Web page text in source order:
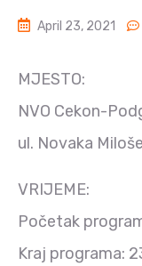
April 23, 2021
MJESTO:
NVO Cekon-
ul. Novaka
VRIJEME:
Početak
Kraj programa: